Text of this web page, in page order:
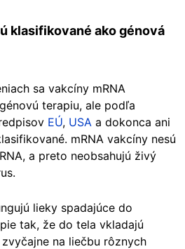
klasifikované ako génová
sa vakcíny mRNA
terapiu, ale podľa
EÚ, USA a dokonca ani
mRNA vakcíny nesú
a preto neobsahujú živý
lieky spadajúce do
tak, že do tela vkladajú
zvyčajne na liečbu rôznych